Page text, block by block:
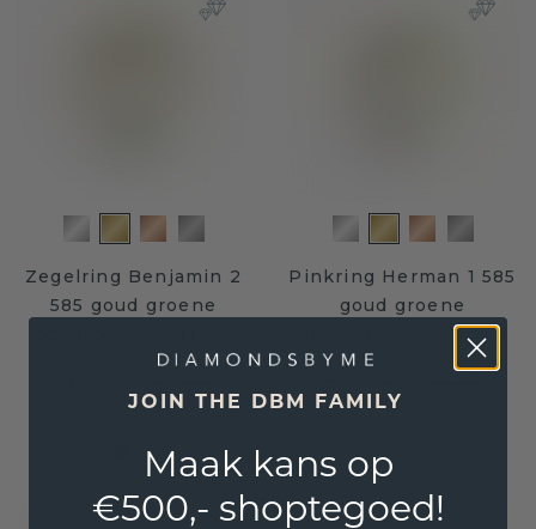
Zegelring Benjamin 2
585 goud groene
Excl. Tax & BTW
Pinkring Herman 1 585
goud groene
lagensteen 10x8 mm
Excl. Tax & BTW
Gegarandeerd de laagste prijs
JOIN THE DBM FAMILY
Maak kans op
€500,- shoptegoed!